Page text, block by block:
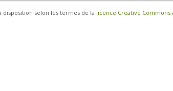
disposition selon les termes de la licence Creative Commons